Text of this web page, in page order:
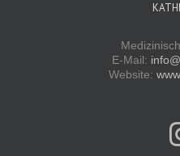
E-Mail:
Website: